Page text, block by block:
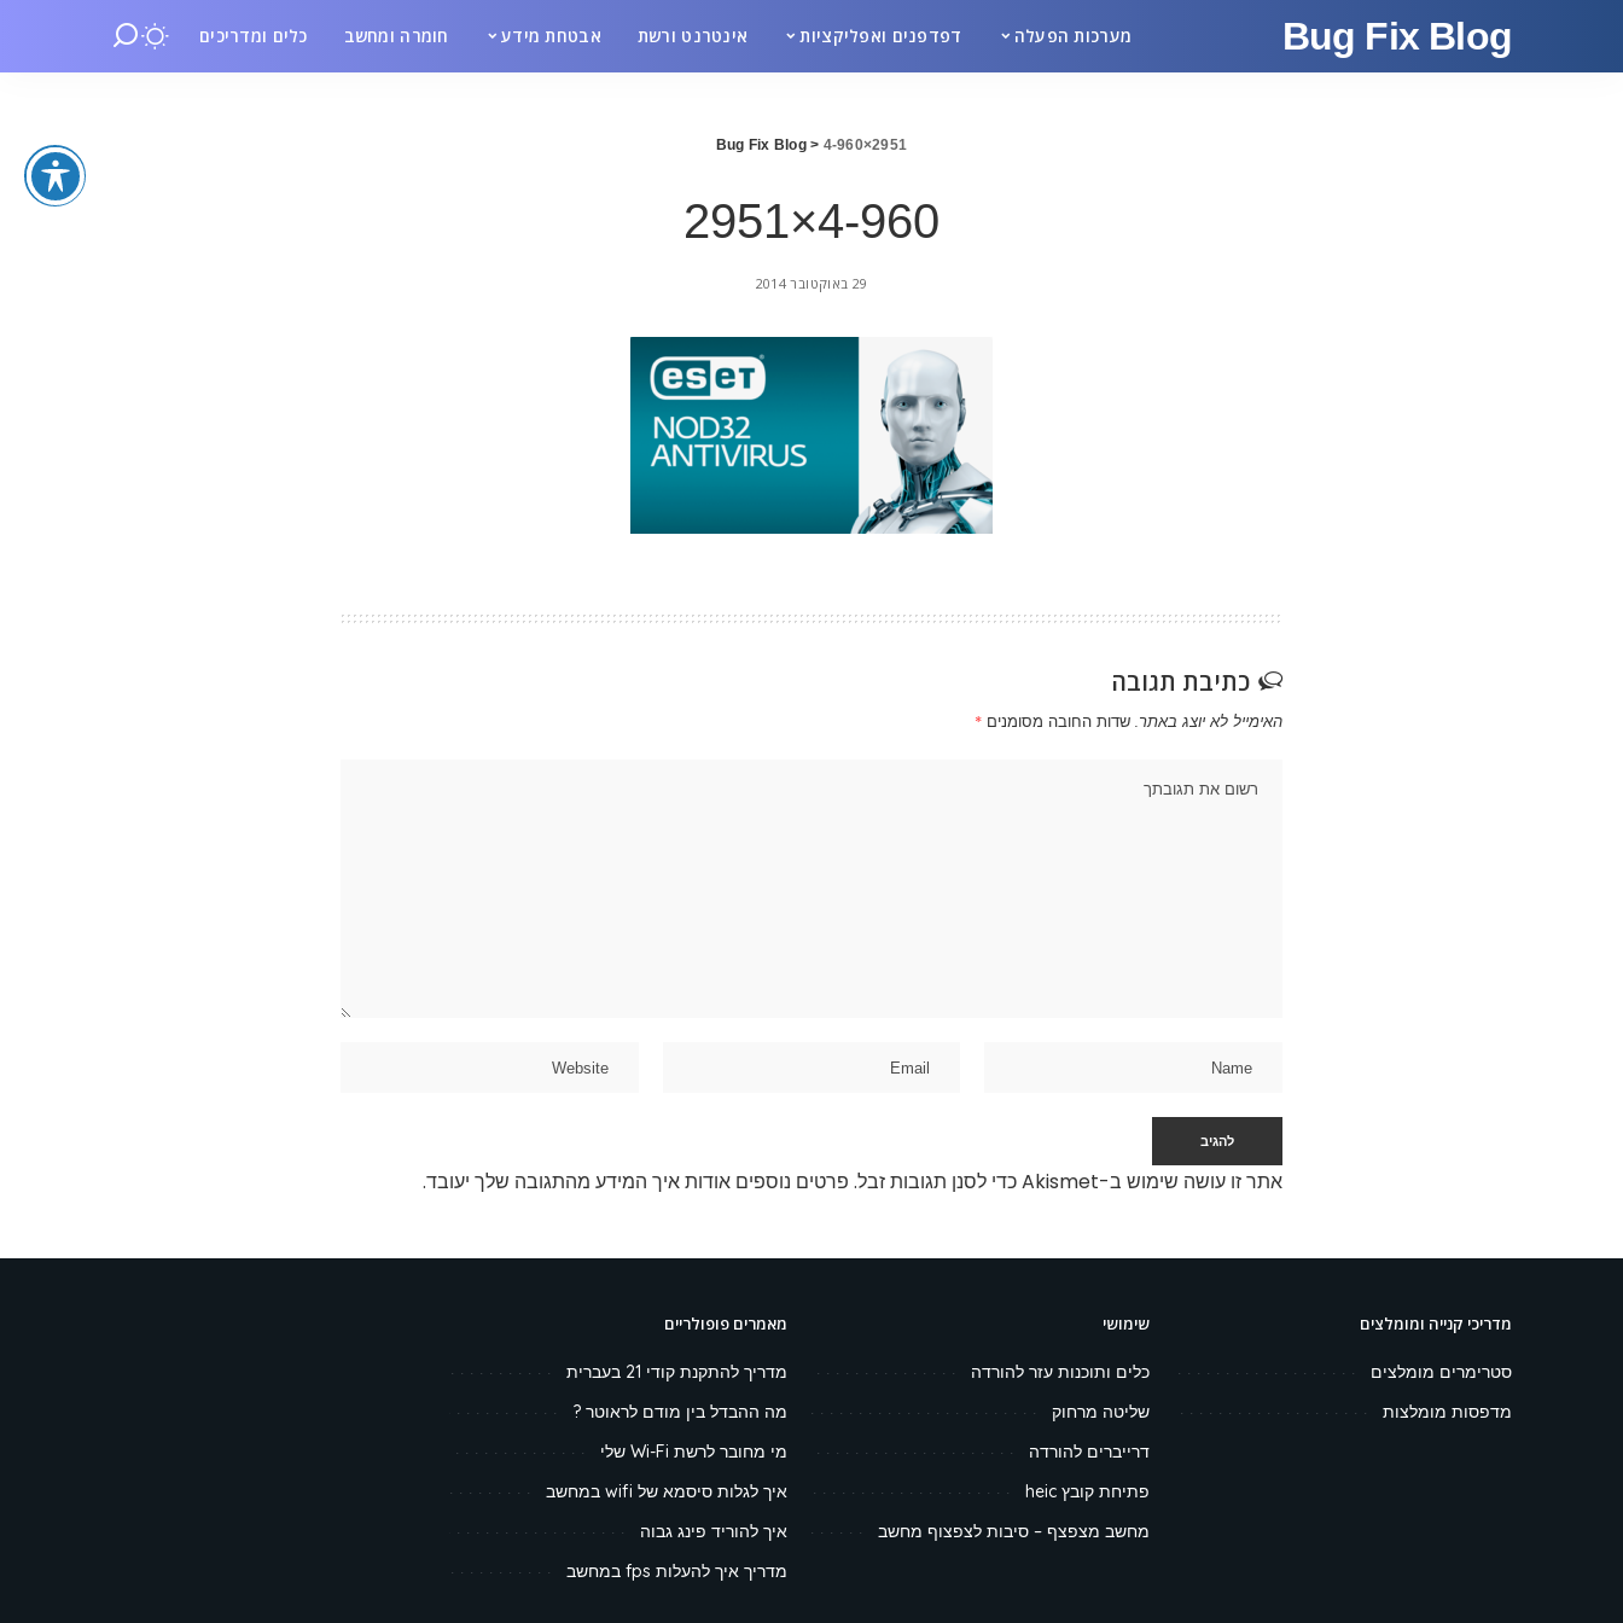
Bug Fix Blog מערכות הפעלה דפדפנים ואפליקציות אינטרנט ורשת אבטחת מידע חומרה ומחשב כלים ומדריכים
Bug Fix Blog> 4-960×2951
4-960×2951
29 באוקטובר 2014
כתיבת תגובה
האימייל לא יוצג באתר. שדות החובה מסומנים *
אתר זו עושה שימוש ב-Akismet כדי לסנן תגובות זבל. פרטים נוספים אודות איך המידע מהתגובה שלך יעובד.
מדריכי קנייה ומומלצים
סטרימרים מומלצים
מדפסות מומלצות
שימושי
כלים ותוכנות עזר להורדה
שליטה מרחוק
דרייברים להורדה
פתיחת קובץ heic
מחשב מצפצף – סיבות לצפצוף מחשב
מאמרים פופולריים
מדריך להתקנת קודי 21 בעברית
מה ההבדל בין מודם לראוטר ?
מי מחובר לרשת Wi-Fi שלי
איך לגלות סיסמא של wifi במחשב
איך להוריד פינג גבוה
מדריך איך להעלות fps במחשב